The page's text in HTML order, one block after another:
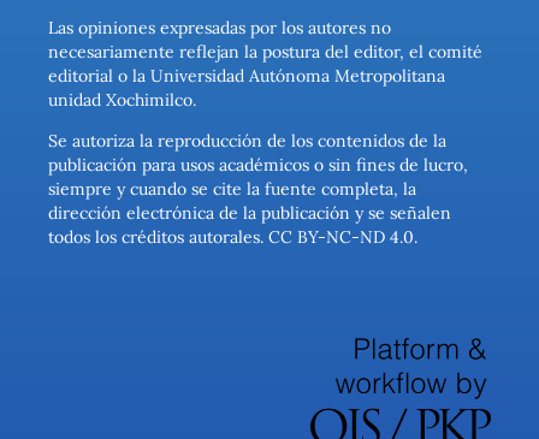
Las opiniones expresadas por los autores no
necesariamente reflejan la postura del editor, el comité
editorial o la Universidad Autónoma Metropolitana
unidad Xochimilco.
Se autoriza la reproducción de los contenidos de la
publicación para usos académicos o sin fines de lucro,
siempre y cuando se cite la fuente completa, la
dirección electrónica de la publicación y se señalen
todos los créditos autorales. CC BY-NC-ND 4.0.